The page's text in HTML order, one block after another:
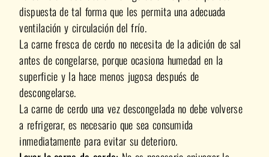
dispuesta de tal forma que les permita una adecuada
ventilación y circulación del frío.
La carne fresca de cerdo no necesita de la adición de sal
antes de congelarse, porque ocasiona humedad en la
superficie y la hace menos jugosa después de
descongelarse.
La carne de cerdo una vez descongelada no debe volverse
a refrigerar, es necesario que sea consumida
inmediatamente para evitar su deterioro.